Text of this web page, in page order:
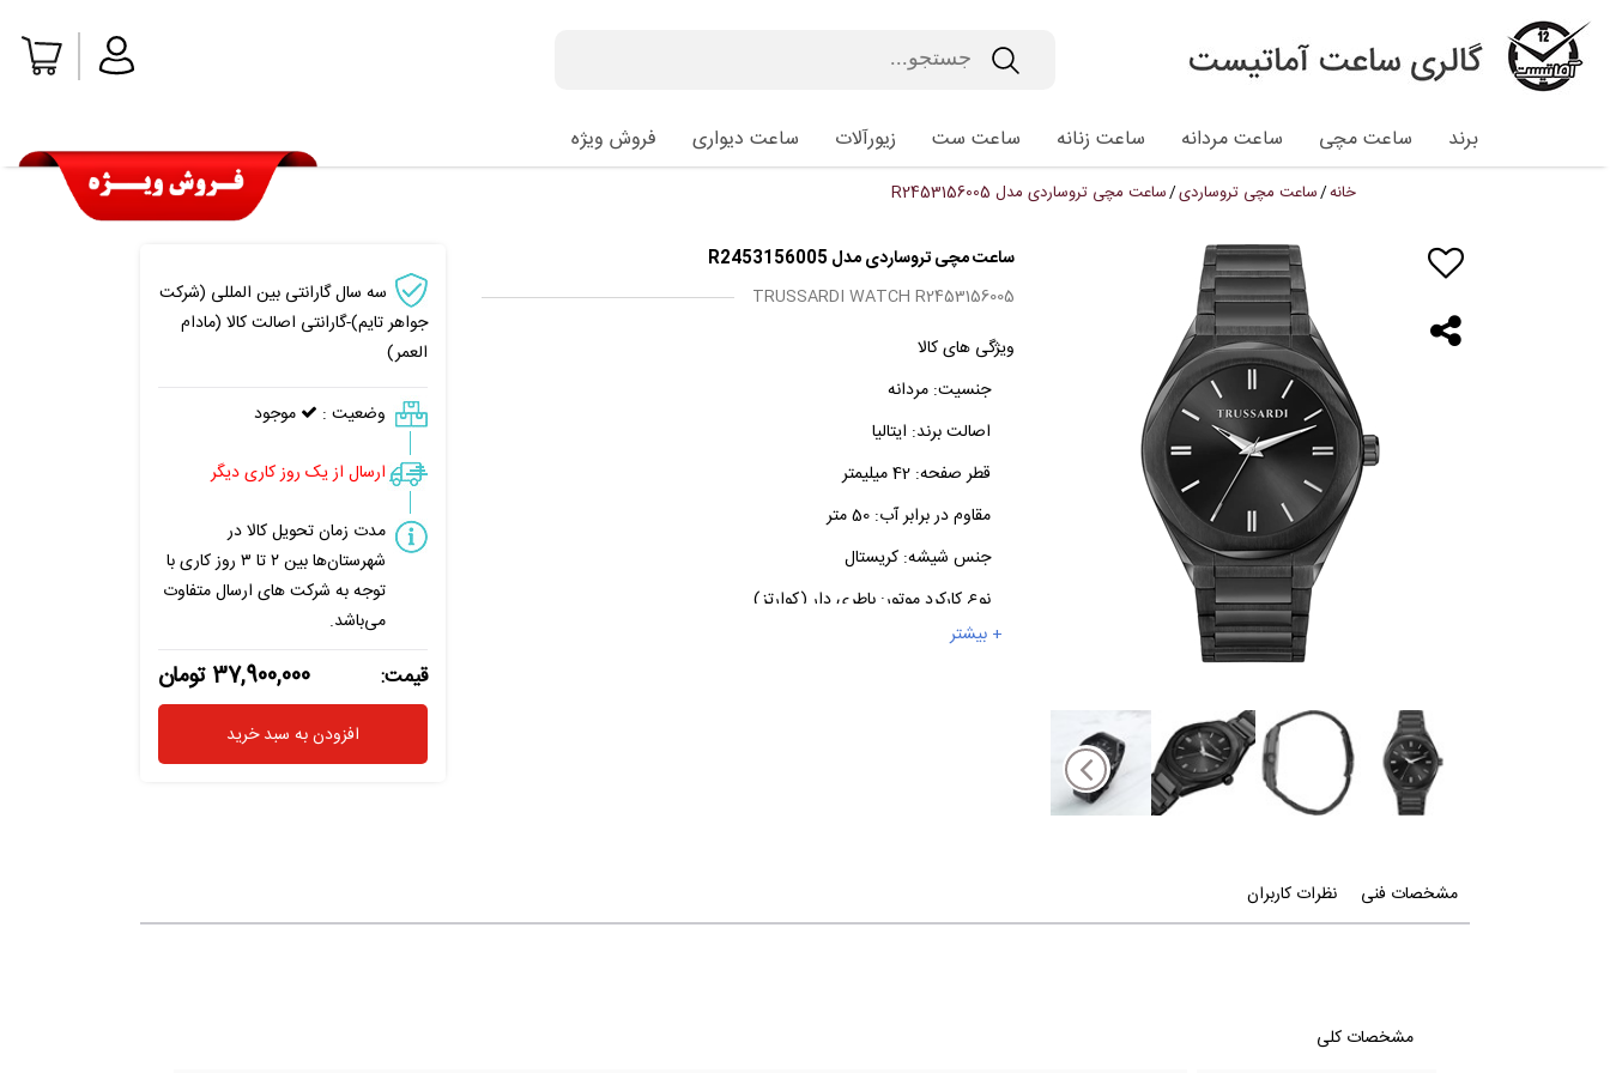
برند ساعت مچی ساعت مردانه ساعت زنانه ساعت ست زیورآلات ساعت دیواری فروش ویژه
خانه ساعت مچی تروساردی ساعت مچی تروساردی مدل R2453156005
ساعت مچی تروساردی مدل R2453156005
TRUSSARDI WATCH R2453156005
ویژگی های کالا
جنسیت: مردانه
اصالت برند: ایتالیا
قطر صفحه: 42 میلیمتر
مقاوم در برابر آب: 50 متر
جنس شیشه: کریستال
نوع کارکرد موتور: باطری دار (کوارتز)
+ بیشتر
سه سال گارانتی بین المللی (شرکت
جواهر تایم)-گارانتی اصالت کالا (مادام
العمر)
وضعیت : موجود
ارسال از یک روز کاری دیگر
مدت زمان تحویل کالا در
شهرستان‌ها بین ۲ تا ۳ روز کاری با
توجه به شرکت های ارسال متفاوت
می‌باشد.
قیمت: 37,900,000 تومان
افزودن به سبد خرید
مشخصات فنی نظرات کاربران
مشخصات کلی